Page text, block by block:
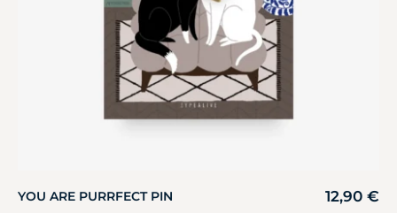
YOU ARE PURRFECT PIN 12,90 €